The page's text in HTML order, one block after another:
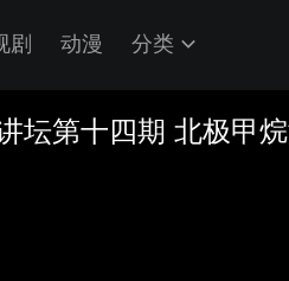
剧 动漫 分类